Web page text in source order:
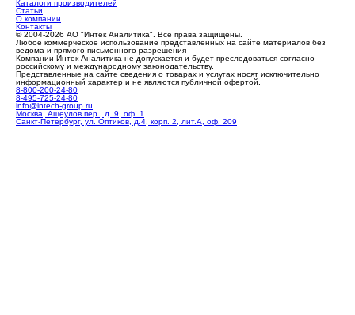
Каталоги производителей
Статьи
О компании
Контакты
© 2004-2026 АО "Интек Аналитика". Все права защищены.
Любое коммерческое использование представленных на сайте материалов без
ведома и прямого письменного разрешения
Компании Интек Аналитика не допускается и будет преследоваться согласно
российскому и международному законодательству.
Представленные на сайте сведения о товарах и услугах носят исключительно
информационный характер и не являются публичной офертой.
8-800-200-24-80
8-495-725-24-80
info@intech-group.ru
Москва, Ащеулов пер., д. 9, оф. 1
Санкт-Петербург, ул. Оптиков, д.4, корп. 2, лит.А, оф. 209